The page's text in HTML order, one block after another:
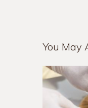
You May